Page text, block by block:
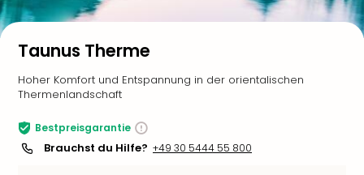
Taunus Therme
Hoher Komfort und Entspannung in der orientalischen
Thermenlandschaft
Bestpreisgarantie
Brauchst du Hilfe? +49 30 5444 55 800